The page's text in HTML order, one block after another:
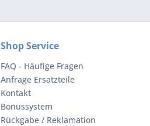
Shop Service
FAQ - Häufige Fragen
Anfrage Ersatzteile
Kontakt
Bonussystem
Rückgabe / Reklamation